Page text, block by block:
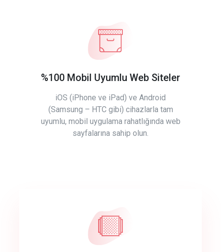
%100 Mobil Uyumlu Web Siteler
iOS (iPhone ve iPad) ve Android
(Samsung – HTC gibi) cihazlarla tam
uyumlu, mobil uygulama rahatlığında web
sayfalarına sahip olun.